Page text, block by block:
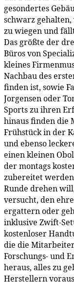
gesondertes
schwarz
zu wiegen und
Das größte der
Büros von
kleines
Nachbau des
finden ist, sowie
Jorgensen oder
Sports zu ihren
hinaus finden die
Frühstück in der
und ebenso
einen kleinen
der montags
zubereitet
Runde drehen
versucht, den
ergattern oder
inklusive Zwift-
kostenloser
die die
Forschungs- und
heraus, alles zu
Herstellern